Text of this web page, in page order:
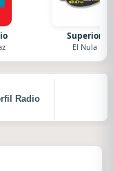
Superior
El Nula
Radio